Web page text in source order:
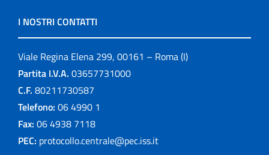
I NOSTRI CONTATTI
Viale Regina Elena 299, 00161 – Roma (I)
Partita I.V.A. 03657731000
C.F. 80211730587
Telefono: 06 4990 1
Fax: 06 4938 7118
PEC: protocollo.centrale@pec.iss.it